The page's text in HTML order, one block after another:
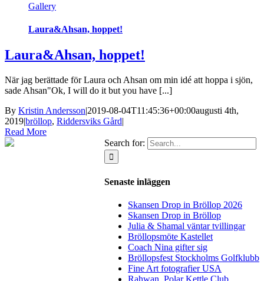
Gallery
Laura&Ahsan, hoppet!
Laura&Ahsan, hoppet!
När jag berättade för Laura och Ahsan om min idé att hoppa i sjön,
sade Ahsan"Ok, I will do it but you have [...]
By Kristin Andersson|2019-08-04T11:45:36+00:00augusti 4th,
2019|bröllop, Riddersviks Gård|
Read More
Search for:
Senaste inläggen
Skansen Drop in Bröllop 2026
Skansen Drop in Bröllop
Julia & Shamal väntar tvillingar
Bröllopsmöte Kastellet
Coach Nina gifter sig
Bröllopsfest Stockholms Golfklubb
Fine Art fotografier USA
Rahwan, Polar Kettle Club